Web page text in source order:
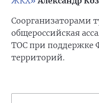
Соорганизаторами
общероссийская
ТОС при поддержке
территорий.